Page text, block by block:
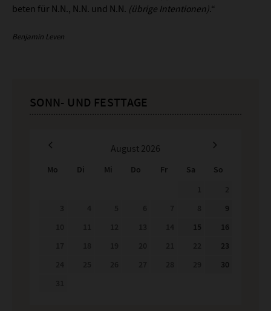
beten für N.N., N.N. und N.N. (übrige Intentionen).“
Benjamin Leven
SONN- UND FESTTAGE
August 2026
Mo Di Mi Do Fr Sa
So
9
15
16
23
30